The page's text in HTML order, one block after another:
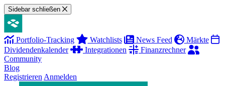
Sidebar schließen
Portfolio-Tracking Watchlists News Feed
Märkte
Dividendenkalender
Integrationen
Finanzrechner
Community
Blog
Registrieren Anmelden